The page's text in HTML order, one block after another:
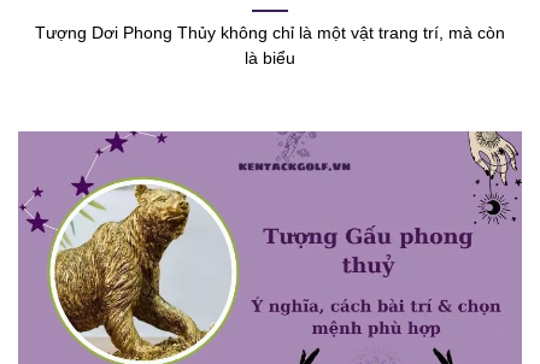
Tượng Dơi Phong Thủy không chỉ là một vật trang trí, mà còn
là biểu